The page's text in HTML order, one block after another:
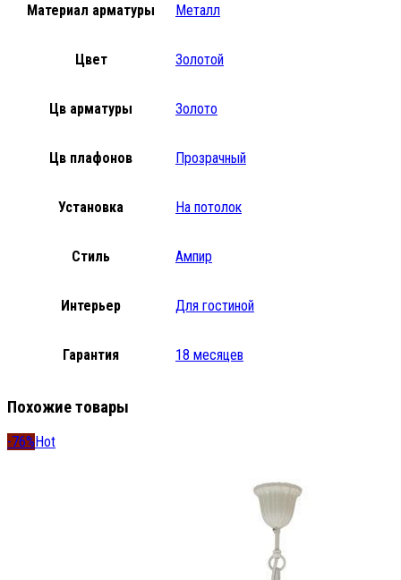
Материал арматуры Металл
Цвет Золотой
Цв арматуры Золото
Цв плафонов Прозрачный
Установка На потолок
Стиль Ампир
Интерьер Для гостиной
Гарантия 18 месяцев
Похожие товары
-76% Hot